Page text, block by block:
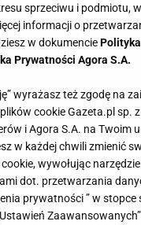
sprzeciwu i podmiotu,
informacji o
w dokumencie
Prywatności Agora S.A.
wyrażasz też zgodę na
cookie Gazeta.pl sp.
i Agora S.A. na Twoim
w każdej chwili zmienić
wywołując
dot. przetwarzania
prywatności ” w stopce